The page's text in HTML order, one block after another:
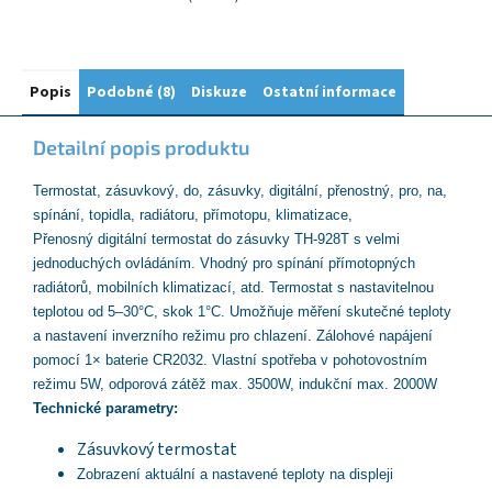
Popis Podobné (8) Diskuze Ostatní informace
Detailní popis produktu
Termostat, zásuvkový, do, zásuvky, digitální, přenostný, pro, na,
spínání, topidla, radiátoru, přímotopu, klimatizace,
Přenosný digitální termostat do zásuvky TH-928T s velmi
jednoduchých ovládáním. Vhodný pro spínání přímotopných
radiátorů, mobilních klimatizací, atd. Termostat s nastavitelnou
teplotou od 5–30°C, skok 1°C. Umožňuje měření skutečné teploty
a nastavení inverzního režimu pro chlazení. Zálohové napájení
pomocí 1× baterie CR2032. Vlastní spotřeba v pohotovostním
režimu 5W, odporová zátěž max. 3500W, indukční max. 2000W
Technické parametry:
Zásuvkový termostat
Zobrazení aktuální a nastavené teploty na displeji